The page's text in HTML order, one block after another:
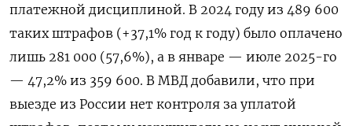
платежной дисциплиной. В 2024 году из 489 600
таких штрафов (+37,1% год к году) было оплачено
лишь 281 000 (57,6%), а в январе — июле 2025-го
— 47,2% из 359 600. В МВД добавили, что при
выезде из России нет контроля за уплатой